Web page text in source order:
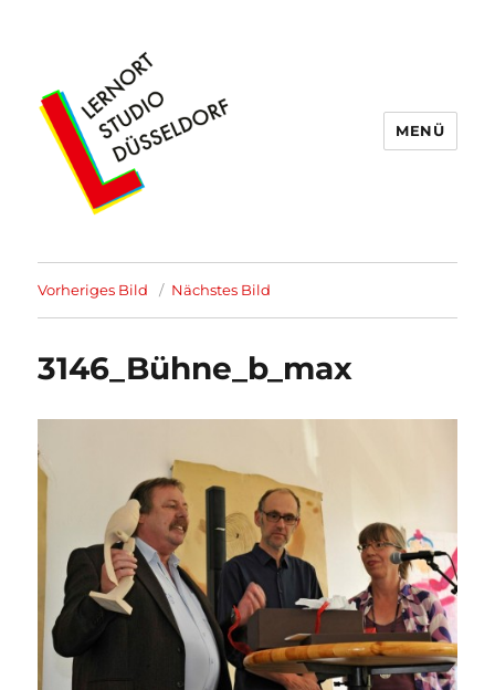
MENÜ
Vorheriges Bild Nächstes Bild
3146_Bühne_b_max